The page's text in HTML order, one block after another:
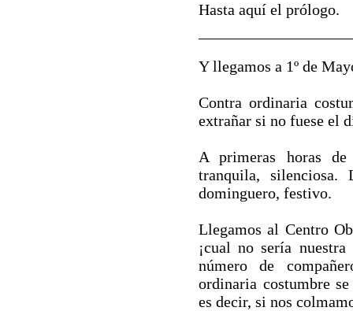
Hasta aquí el prólogo.
Y llegamos a 1º de
Contra ordinaria
extrañar si no fuese el
A primeras horas
tranquila, silenciosa.
dominguero, festivo.
Llegamos al Centro
¡cual no sería
número de
ordinaria costumbre
es decir, si nos